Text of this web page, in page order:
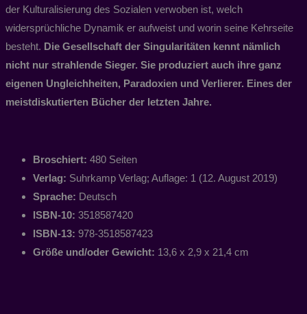
der Kulturalisierung des Sozialen verwoben ist, welch
widersprüchliche Dynamik er aufweist und worin seine Kehrseite
besteht. Die Gesellschaft der Singularitäten kennt nämlich
nicht nur strahlende Sieger. Sie produziert auch ihre ganz
eigenen Ungleichheiten, Paradoxien und Verlierer. Eines der
meistdiskutierten Bücher der letzten Jahre.
Broschiert: 480 Seiten
Verlag: Suhrkamp Verlag; Auflage: 1 (12. August 2019)
Sprache: Deutsch
ISBN-10: 3518587420
ISBN-13: 978-3518587423
Größe und/oder Gewicht: 13,6 x 2,9 x 21,4 cm